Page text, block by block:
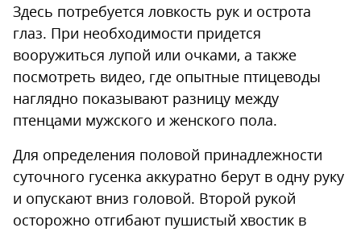
Здесь потребуется ловкость рук и острота
глаз. При необходимости придется
вооружиться лупой или очками, а также
посмотреть видео, где опытные птицеводы
наглядно показывают разницу между
птенцами мужского и женского пола.
Для определения половой принадлежности
суточного гусенка аккуратно берут в одну руку
и опускают вниз головой. Второй рукой
осторожно отгибают пушистый хвостик в